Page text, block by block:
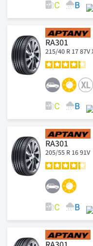
RA301
215/40 R 17 87V
RA301
205/55 R 16 91V